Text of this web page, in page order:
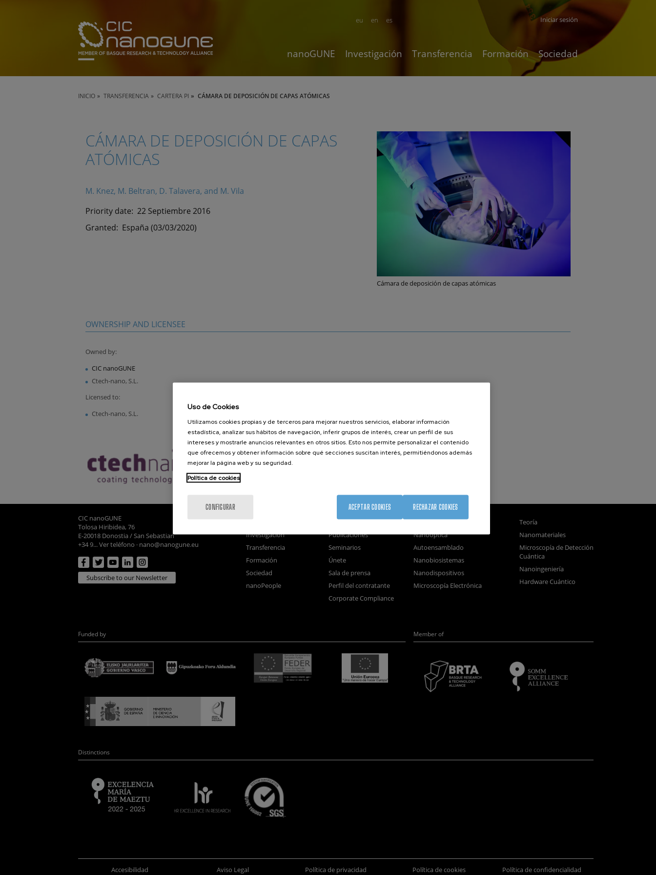
en es
eu Iniciar sesión
nanoGUNE Investigación Transferencia Formación Sociedad
INICIO TRANSFERENCIA CARTERA PI CÁMARA DE DEPOSICIÓN DE CAPAS ATÓMICAS
CÁMARA DE DEPOSICIÓN DE CAPAS
ATÓMICAS
M. Knez, M. Beltran, D. Talavera, and M. Vila
Priority date: 22 Septiembre 2016
Granted: España (03/03/2020)
Cámara de deposición de capas atómicas
OWNERSHIP AND LICENSEE
Owned by:
CIC nanoGUNE
Ctech-nano, S.L.
Licensed to:
Ctech-nano, S.L.
CIC nanoGUNE
Tolosa Hiribidea, 76
E-20018 Donostia / San Sebastian
+34 9... Ver teléfono · nano@nanogune.eu
Subscribe to our Newsletter
nanoGUNE
Investigación
Transferencia
Formación
Sociedad
nanoPeople
Servicios externos
Publicaciones
Seminarios
Únete
Sala de prensa
Perfil del contratante
Corporate Compliance
Nanomagnetismo
Nanoóptica
Autoensamblado
Nanobiosistemas
Nanodispositivos
Microscopía Electrónica
Teoría
Nanomateriales
Microscopía de Detección
Cuántica
Nanoingeniería
Hardware Cuántico
Funded by Member of
Distinctions
Accesibilidad Aviso Legal Política de privacidad Política de cookies Política de confidencialidad
Uso de Cookies
Utilizamos cookies propias y de terceros para mejorar nuestros servicios, elaborar información
estadística, analizar sus hábitos de navegación, inferir grupos de interés, crear un perfil de sus
intereses y mostrarle anuncios relevantes en otros sitios. Esto nos permite personalizar el contenido
que ofrecemos y obtener información sobre qué secciones suscitan interés, permitiéndonos además
mejorar la página web y su seguridad.
Política de cookies
CONFIGURAR RECHAZAR COOKIES
ACEPTAR COOKIES